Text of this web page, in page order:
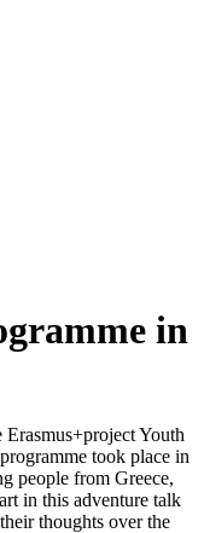
in
Youth
took place in
people from Greece,
in this adventure talk
thoughts over the